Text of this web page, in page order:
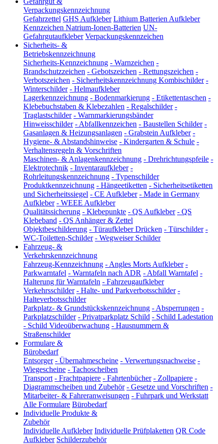
Verpackungskennzeichnung
Gefahrzettel GHS Aufkleber Lithium Batterien Aufkleber
Kennzeichen Natrium-Ionen-Batterien UN-
Gefahrgutaufkleber Verpackungskennzeichen
Sicherheits- &
Betriebskennzeichnung
Sicherheits-Kennzeichnung - Warnzeichen -
Brandschutzzeichen - Gebotszeichen - Rettungszeichen -
Verbotszeichen - Sicherheitskennzeichnung Kombischilder -
Winterschilder - Helmaufkleber
Lagerkennzeichnung - Bodenmarkierung - Etikettentaschen -
Klebebuchstaben & Klebezahlen - Regalschilder -
Traglastschilder - Warnmarkierungsbänder
Hinweisschilder - Abfallkennzeichen - Baustellen Schilder -
Gasanlagen & Heizungsanlagen - Grabstein Aufkleber -
Hygiene- & Abstandshinweise - Kindergarten & Schule -
Verhaltensregeln & Vorschriften
Maschinen- & Anlagenkennzeichnung - Drehrichtungspfeile -
Elektrotechnik - Inventaraufkleber -
Rohrleitungskennzeichnung - Typenschilder
Produktkennzeichnung - Hängeetiketten - Sicherheitsetiketten
und Sicherheitssiegel - CE Aufkleber - Made in Germany
Aufkleber - WEEE Aufkleber
Qualitätssicherung - Klebepunkte - QS Aufkleber - QS
Klebeband - QS Anhänger & Zettel
Objektbeschilderung - Türaufkleber Drücken - Türschilder -
WC-Toiletten-Schilder - Wegweiser Schilder
Fahrzeug- &
Verkehrskennzeichnung
Fahrzeug-Kennzeichnung - Angles Morts Aufkleber -
Parkwarntafel - Warntafeln nach ADR - Abfall Warntafel -
Halterung für Warntafeln - Fahrzeugaufkleber
Verkehrsschilder - Halte- und Parkverbotsschilder -
Halteverbotsschilder
Parkplatz- & Grundstückskennzeichnung - Absperrungen -
Parkplatzschilder - Privatparkplatz Schild - Schild Ladestation
- Schild Videoüberwachung - Hausnummern &
Straßenschilder
Formulare &
Bürobedarf
Entsorger - Übernahmescheine - Verwertungsnachweise -
Wiegescheine - Tachoscheiben
Transport - Frachtpapiere - Fahrtenbücher - Zollpapiere -
Diagrammscheiben und Zubehör - Gesetze und Vorschriften -
Mitarbeiter- & Fahreranweisungen - Fuhrpark und Werkstatt
Alle Formulare Bürobedarf
Individuelle Produkte &
Zubehör
Individuelle Aufkleber Individuelle Prüfplaketten QR Code
Aufkleber Schilderzubehör